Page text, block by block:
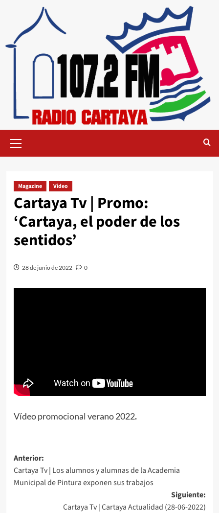
Magazine Video
Cartaya Tv | Promo:
‘Cartaya, el poder de los
sentidos’
28 de junio de 2022 0
Vídeo promocional verano 2022.
Anterior:
Cartaya Tv | Los alumnos y alumnas de la Academia
Municipal de Pintura exponen sus trabajos
Siguiente:
Cartaya Tv | Cartaya Actualidad (28-06-2022)